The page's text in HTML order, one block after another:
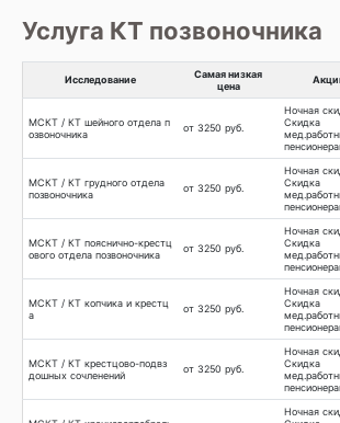
Услуга КТ позвоночника
Исследование
Самая низкая
цена
МСКТ / КТ шейного отдела п
озвоночника
от 3250 руб.
Ночная
Скидка
МСКТ / КТ грудного отдела
позвоночника
от 3250 руб.
Ночная
Скидка
МСКТ / КТ пояснично-крестц
ового отдела позвоночника
от 3250 руб.
Ночная
Скидка
МСКТ / КТ копчика и крестц
а
от 3250 руб.
Ночная
Скидка
МСКТ / КТ крестцово-подвз
дошных сочленений
от 3250 руб.
Ночная
Скидка
Ночная